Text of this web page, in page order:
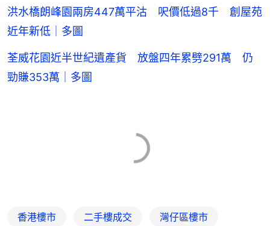
洪水橋朗峰園兩房447萬平沽 呎價低過8千 創屋苑
近年新低｜多圖
荃威花園近半世紀遺產貨 放盤四年累劈291萬 仍
勁賺353萬｜多圖
香港樓市 二手樓成交 灣仔區樓市